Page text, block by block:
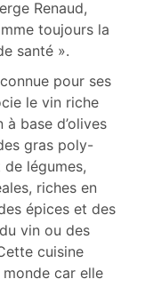
Renaud,
toujours la
santé ».
pour ses
le vin riche
base d’olives
gras poly-
légumes,
riches en
épices et des
vin ou des
cuisine
car elle